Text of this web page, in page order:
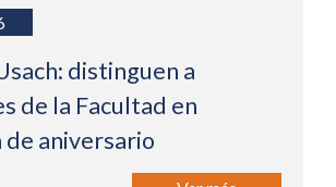
distinguen a
de la Facultad en
de aniversario